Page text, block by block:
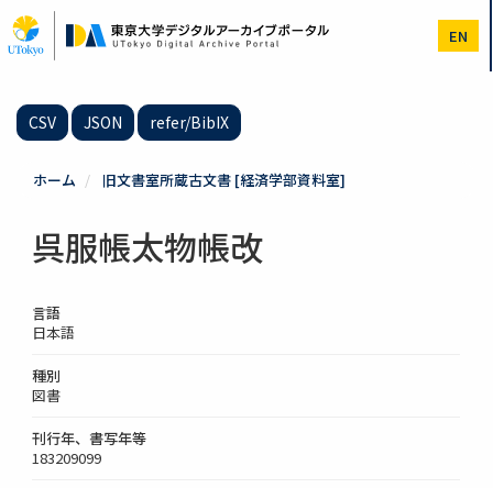
イ
ン
EN
CSV JSON refer/BibIX
ホーム 旧文書室所蔵古文書 [経済学部資料室]
呉服帳太物帳改
言語
日本語
種別
図書
刊行年、書写年等
183209099